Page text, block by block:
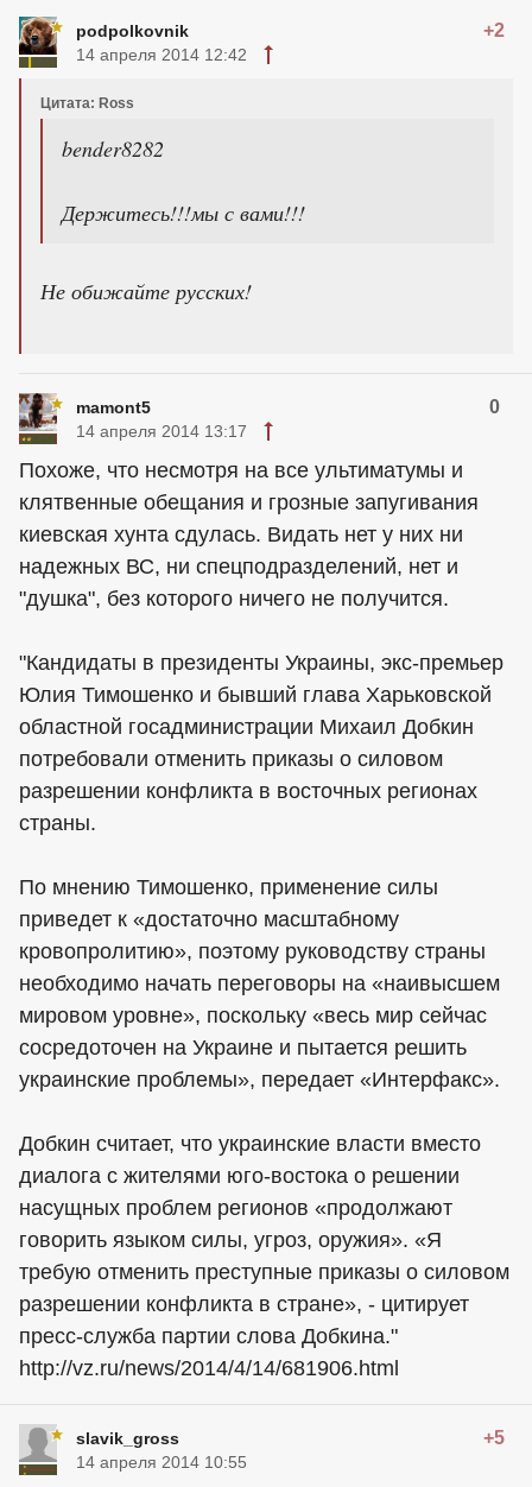
podpolkovnik +2
14 апреля 2014 12:42
Цитата: Ross
bender8282
Держитесь!!!мы с вами!!!
Не обижайте русских!
mamont5 0
14 апреля 2014 13:17
Похоже, что несмотря на все ультиматумы и
клятвенные обещания и грозные запугивания
киевская хунта сдулась. Видать нет у них ни
надежных ВС, ни спецподразделений, нет и
"душка", без которого ничего не получится.
"Кандидаты в президенты Украины, экс-премьер
Юлия Тимошенко и бывший глава Харьковской
областной госадминистрации Михаил Добкин
потребовали отменить приказы о силовом
разрешении конфликта в восточных регионах
страны.
По мнению Тимошенко, применение силы
приведет к «достаточно масштабному
кровопролитию», поэтому руководству страны
необходимо начать переговоры на «наивысшем
мировом уровне», поскольку «весь мир сейчас
сосредоточен на Украине и пытается решить
украинские проблемы», передает «Интерфакс».
Добкин считает, что украинские власти вместо
диалога с жителями юго-востока о решении
насущных проблем регионов «продолжают
говорить языком силы, угроз, оружия». «Я
требую отменить преступные приказы о силовом
разрешении конфликта в стране», - цитирует
пресс-служба партии слова Добкина."
http://vz.ru/news/2014/4/14/681906.html
slavik_gross +5
14 апреля 2014 10:55